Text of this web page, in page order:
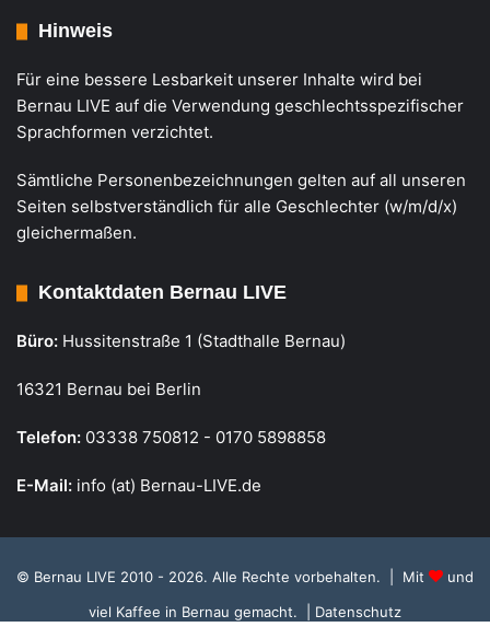
Hinweis
Für eine bessere Lesbarkeit unserer Inhalte wird bei
Bernau LIVE auf die Verwendung geschlechtsspezifischer
Sprachformen verzichtet.
Sämtliche Personenbezeichnungen gelten auf all unseren
Seiten selbstverständlich für alle Geschlechter (w/m/d/x)
gleichermaßen.
Kontaktdaten Bernau LIVE
Büro: Hussitenstraße 1 (Stadthalle Bernau)
16321 Bernau bei Berlin
Telefon: 03338 750812 - 0170 5898858
E-Mail: info (at) Bernau-LIVE.de
© Bernau LIVE 2010 - 2026. Alle Rechte vorbehalten. | Mit
und
viel Kaffee in Bernau gemacht.
| Datenschutz